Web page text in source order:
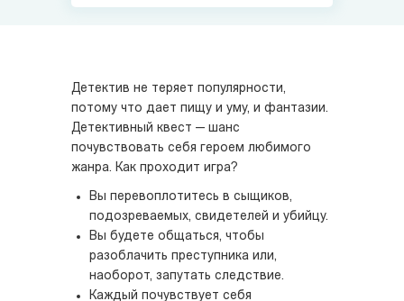
Детектив не теряет популярности,
потому что дает пищу и уму, и фантазии.
Детективный квест — шанс
почувствовать себя героем любимого
жанра. Как проходит игра?
Вы перевоплотитесь в сыщиков,
подозреваемых, свидетелей и убийцу.
Вы будете общаться, чтобы
разоблачить преступника или,
наоборот, запутать следствие.
Каждый почувствует себя